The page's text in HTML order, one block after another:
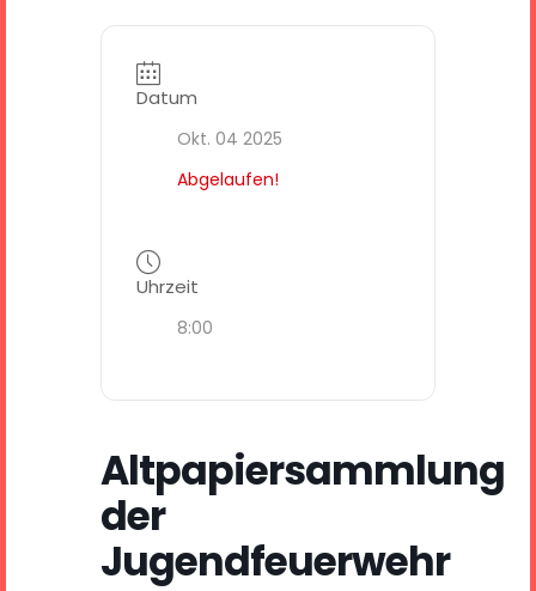
Datum
Okt. 04 2025
Abgelaufen!
Uhrzeit
8:00
Altpapiersammlung
der
Jugendfeuerwehr